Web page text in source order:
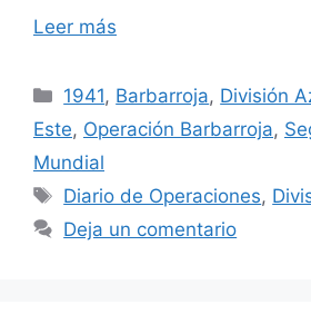
Leer más
Categorías
1941, Barbarroja, División
Este, Operación Barbarroja,
Mundial
Etiquetas
Diario de Operaciones,
Deja un comentario